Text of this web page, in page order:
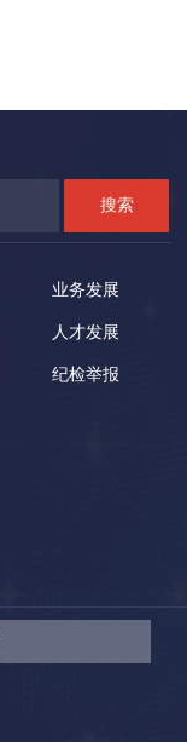
业务发展
人才发展
纪检举报